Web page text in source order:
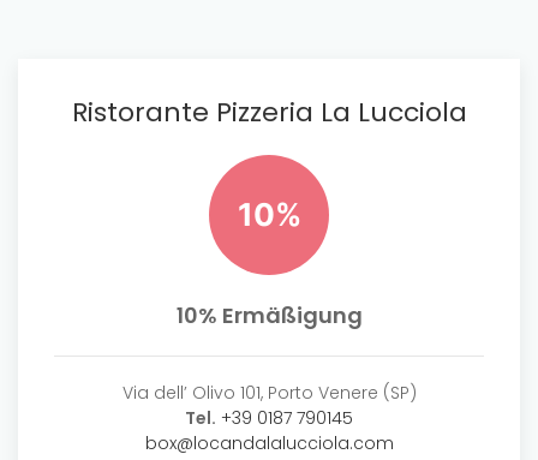
Ristorante Pizzeria La Lucciola
10%
10% Ermäßigung
Via dell’ Olivo 101, Porto Venere (SP)
Tel. +39 0187 790145
box@locandalalucciola.com